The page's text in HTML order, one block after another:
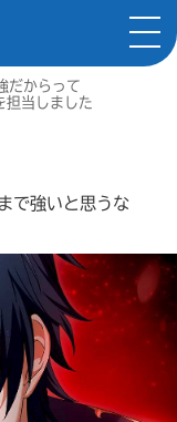
だからって
担当しました
で強いと思うな